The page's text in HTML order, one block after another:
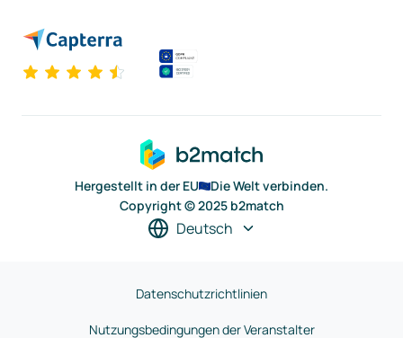
Hergestellt in der EU
Die Welt verbinden.
Copyright © 2025 b2match
Deutsch
Datenschutzrichtlinien
Nutzungsbedingungen der Veranstalter